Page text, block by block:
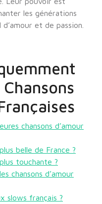
les générations
et de passion.
chansons d’amour
belle de France ?
touchante ?
chansons d’amour
slows français ?